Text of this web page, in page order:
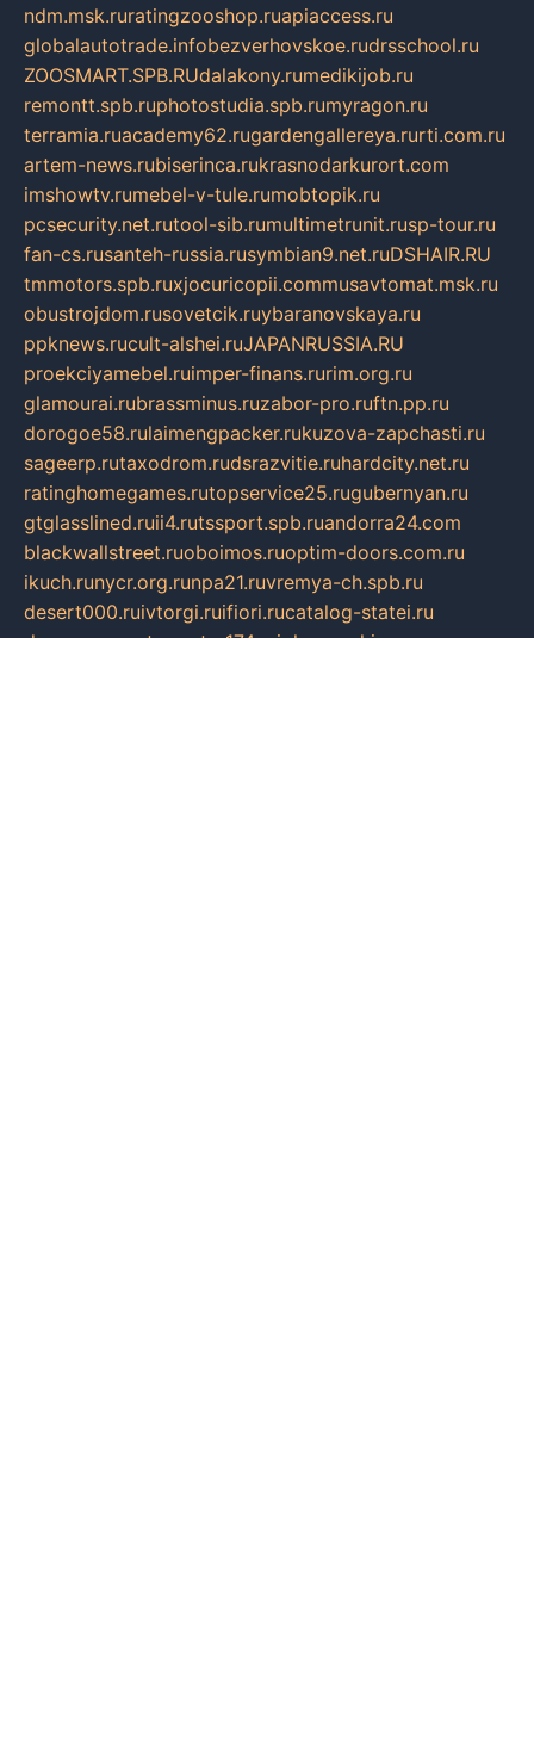
ndm.msk.ruratingzooshop.ruapiaccess.ru
globalautotrade.infobezverhovskoe.rudrsschool.ru
ZOOSMART.SPB.RUdalakony.rumedikijob.ru
remontt.spb.ruphotostudia.spb.rumyragon.ru
terramia.ruacademy62.rugardengallereya.rurti.com.ru
artem-news.rubiserinca.rukrasnodarkurort.com
imshowtv.rumebel-v-tule.rumobtopik.ru
pcsecurity.net.rutool-sib.rumultimetrunit.rusp-tour.ru
fan-cs.rusanteh-russia.rusymbian9.net.ruDSHAIR.RU
tmmotors.spb.ruxjocuricopii.commusavtomat.msk.ru
obustrojdom.rusovetcik.ruybaranovskaya.ru
ppknews.rucult-alshei.ruJAPANRUSSIA.RU
proekciyamebel.ruimper-finans.rurim.org.ru
glamourai.rubrassminus.ruzabor-pro.ruftn.pp.ru
dorogoe58.rulaimengpacker.rukuzova-zapchasti.ru
sageerp.rutaxodrom.rudsrazvitie.ruhardcity.net.ru
ratinghomegames.rutopservice25.rugubernyan.ru
gtglasslined.ruii4.rutssport.spb.ruandorra24.com
blackwallstreet.ruoboimos.ruoptim-doors.com.ru
ikuch.runycr.org.runpa21.ruvremya-ch.spb.ru
desert000.ruivtorgi.ruifiori.rucatalog-statei.ru
dcv.org.ruspetsmaster174.ruipkameryhiseeu.ru